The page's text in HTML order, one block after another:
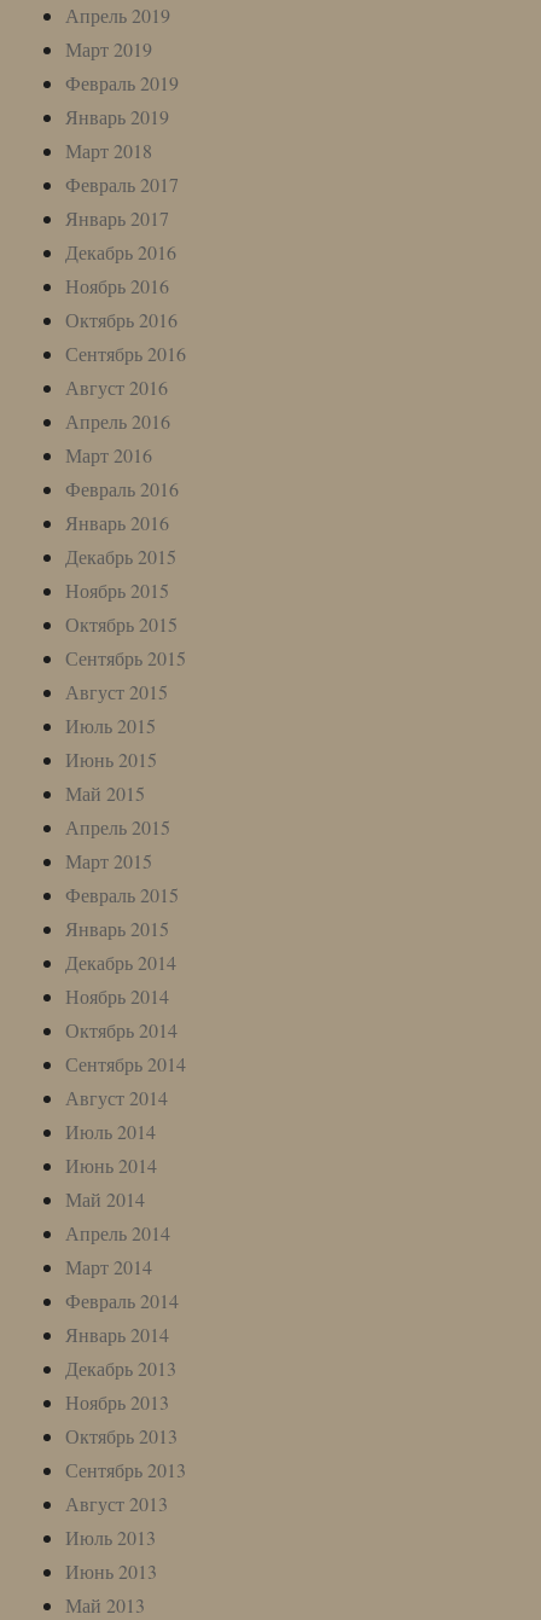
Апрель 2019
Март 2019
Февраль 2019
Январь 2019
Март 2018
Февраль 2017
Январь 2017
Декабрь 2016
Ноябрь 2016
Октябрь 2016
Сентябрь 2016
Август 2016
Апрель 2016
Март 2016
Февраль 2016
Январь 2016
Декабрь 2015
Ноябрь 2015
Октябрь 2015
Сентябрь 2015
Август 2015
Июль 2015
Июнь 2015
Май 2015
Апрель 2015
Март 2015
Февраль 2015
Январь 2015
Декабрь 2014
Ноябрь 2014
Октябрь 2014
Сентябрь 2014
Август 2014
Июль 2014
Июнь 2014
Май 2014
Апрель 2014
Март 2014
Февраль 2014
Январь 2014
Декабрь 2013
Ноябрь 2013
Октябрь 2013
Сентябрь 2013
Август 2013
Июль 2013
Июнь 2013
Май 2013